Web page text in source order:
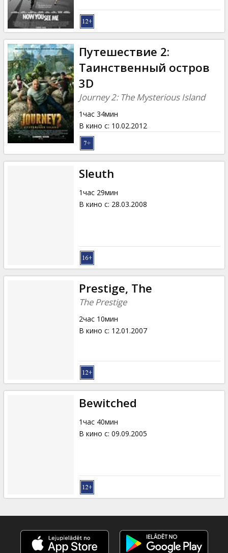
Путешествие 2:
Таинственный остров
3D
Journey 2: The Mysterious Island
1час 34мин
В кино с: 10.02.2012
Sleuth
1час 29мин
В кино с: 28.03.2008
Prestige, The
The Prestige
2час 10мин
В кино с: 12.01.2007
Bewitched
1час 40мин
В кино с: 09.09.2005